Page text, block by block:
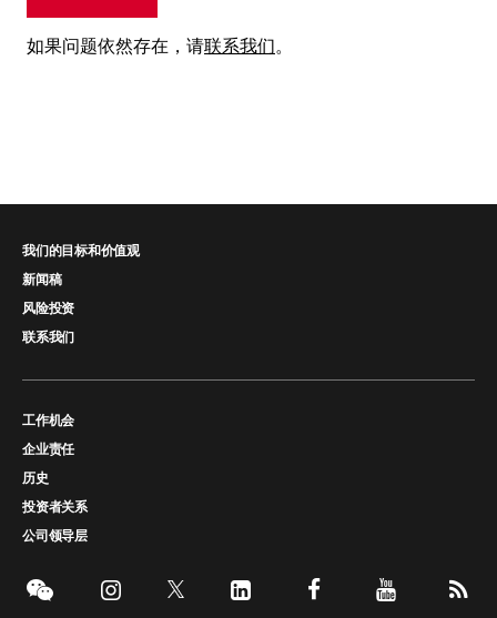
如果问题依然存在，请联系我们。
我们的目标和价值观
新闻稿
风险投资
联系我们
工作机会
企业责任
历史
投资者关系
公司领导层